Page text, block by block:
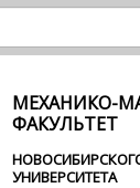
поиска
МЕХАНИКО-
ФАКУЛЬТЕТ
УНИВЕРСИТЕТА